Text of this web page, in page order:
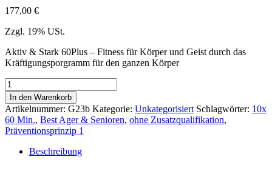
177,00 €
Zzgl. 19% USt.
Aktiv & Stark 60Plus – Fitness für Körper und Geist durch das
Kräftigungsporgramm für den ganzen Körper
Aktiv
&
Stark
60Plus
-
Fitness
Körper
In den Warenkorb
Artikelnummer: G23b Kategorie: Unkategorisiert Schlagwörter: 10x
60 Min., Best Ager & Senioren, ohne Zusatzqualifikation,
Präventionsprinzip 1
Beschreibung